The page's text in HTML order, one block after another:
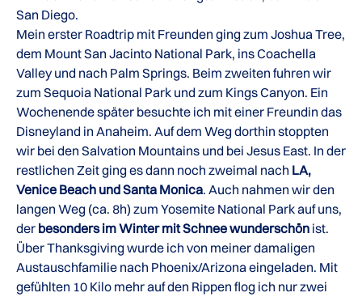
San Diego.
Mein erster Roadtrip mit Freunden ging zum Joshua Tree,
dem Mount San Jacinto National Park, ins Coachella
Valley und nach Palm Springs. Beim zweiten fuhren wir
zum Sequoia National Park und zum Kings Canyon. Ein
Wochenende später besuchte ich mit einer Freundin das
Disneyland in Anaheim. Auf dem Weg dorthin stoppten
wir bei den Salvation Mountains und bei Jesus East. In der
restlichen Zeit ging es dann noch zweimal nach LA,
Venice Beach und Santa Monica. Auch nahmen wir den
langen Weg (ca. 8h) zum Yosemite National Park auf uns,
der besonders im Winter mit Schnee wunderschön ist.
Über Thanksgiving wurde ich von meiner damaligen
Austauschfamilie nach Phoenix/Arizona eingeladen. Mit
gefühlten 10 Kilo mehr auf den Rippen flog ich nur zwei